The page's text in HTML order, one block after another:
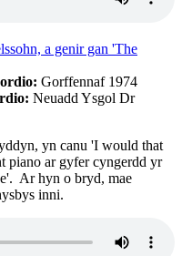
a genir gan 'The
Gorffennaf 1974
Neuadd Ysgol Dr
yn canu 'I would that
piano ar gyfer cyngerdd yr
Ar hyn o bryd, mae
inni.